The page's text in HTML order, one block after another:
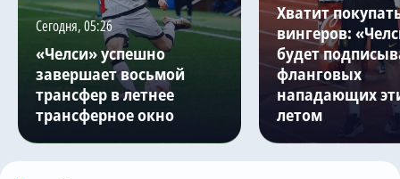
Сегодня, 05:26
«Челси» успешно
завершает восьмой
трансфер в летнее
трансферное окно
Хватит
вингеров:
будет
фланговых
нападающих
летом